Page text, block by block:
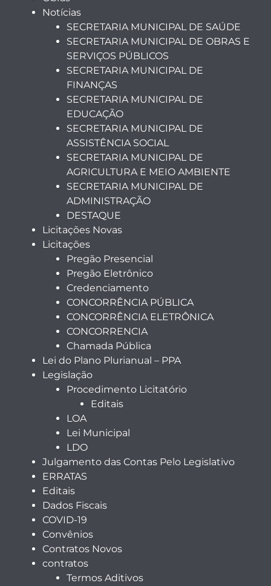
Notícias
SECRETARIA MUNICIPAL DE SAÚDE
SECRETARIA MUNICIPAL DE OBRAS E
SERVIÇOS PÚBLICOS
SECRETARIA MUNICIPAL DE
FINANÇAS
SECRETARIA MUNICIPAL DE
EDUCAÇÃO
SECRETARIA MUNICIPAL DE
ASSISTÊNCIA SOCIAL
SECRETARIA MUNICIPAL DE
AGRICULTURA E MEIO AMBIENTE
SECRETARIA MUNICIPAL DE
ADMINISTRAÇÃO
DESTAQUE
Licitações Novas
Licitações
Pregão Presencial
Pregão Eletrônico
Credenciamento
CONCORRÊNCIA PÚBLICA
CONCORRÊNCIA ELETRÔNICA
CONCORRENCIA
Chamada Pública
Lei do Plano Plurianual – PPA
Legislação
Procedimento Licitatório
Editais
LOA
Lei Municipal
LDO
Julgamento das Contas Pelo Legislativo
ERRATAS
Editais
Dados Fiscais
COVID-19
Convênios
Contratos Novos
contratos
Termos Aditivos